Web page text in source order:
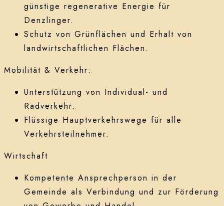
günstige regenerative Energie für
Denzlinger.
Schutz von Grünflächen und Erhalt von
landwirtschaftlichen Flächen.
Mobilität & Verkehr:
Unterstützung von Individual- und
Radverkehr.
Flüssige Hauptverkehrswege für alle
Verkehrsteilnehmer.
Wirtschaft
Kompetente Ansprechperson in der
Gemeinde als Verbindung und zur Förderung